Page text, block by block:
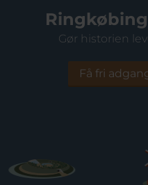
Gør historien
Få fri